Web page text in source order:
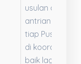
usulan agar
antrian BPJS di
tiap Puskesmas
di koordinir
baik lagi. Karna